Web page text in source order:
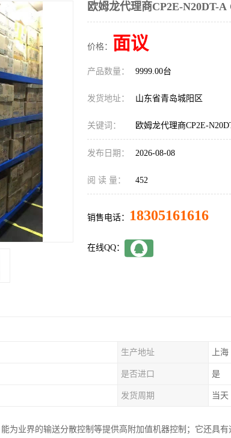
欧姆龙代理商CP2E-N20DT-
价格： 面议
产品数量： 9999.00台
发货地址： 山东省青岛城阳区
关键词： 欧姆龙代理商CP2E-
发布日期： 2026-08-08
阅 读 量： 452
销售电话： 18305161616
在线QQ：
生产地址 上海
是否进口 是
发货周期 当天
为业界的输送分散控制等提供高附加值机器控制；它还具